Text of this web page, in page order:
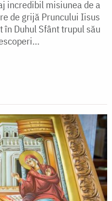
incredibil misiunea de a
de grijă Pruncului Iisus
în Duhul Sfânt trupul său